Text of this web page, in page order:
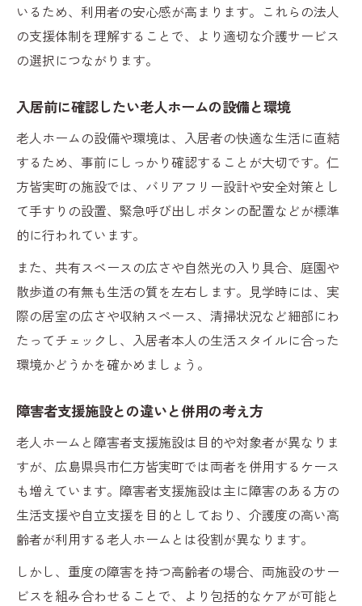
いるため、利用者の安心感が高まります。これらの法人
の支援体制を理解することで、より適切な介護サービス
の選択につながります。
入居前に確認したい老人ホームの設備と環境
老人ホームの設備や環境は、入居者の快適な生活に直結
するため、事前にしっかり確認することが大切です。仁
方皆実町の施設では、バリアフリー設計や安全対策とし
て手すりの設置、緊急呼び出しボタンの配置などが標準
的に行われています。
また、共有スペースの広さや自然光の入り具合、庭園や
散歩道の有無も生活の質を左右します。見学時には、実
際の居室の広さや収納スペース、清掃状況など細部にわ
たってチェックし、入居者本人の生活スタイルに合った
環境かどうかを確かめましょう。
障害者支援施設との違いと併用の考え方
老人ホームと障害者支援施設は目的や対象者が異なりま
すが、広島県呉市仁方皆実町では両者を併用するケース
も増えています。障害者支援施設は主に障害のある方の
生活支援や自立支援を目的としており、介護度の高い高
齢者が利用する老人ホームとは役割が異なります。
しかし、重度の障害を持つ高齢者の場合、両施設のサー
ビスを組み合わせることで、より包括的なケアが可能と